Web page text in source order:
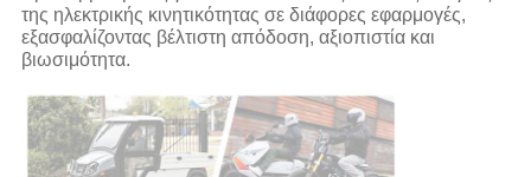
της ηλεκτρικής κινητικότητας σε διάφορες εφαρμογές,
εξασφαλίζοντας βέλτιστη απόδοση, αξιοπιστία και
βιωσιμότητα.